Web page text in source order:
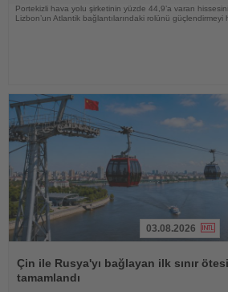
Portekizli hava yolu şirketinin yüzde 44,9’a varan
Lizbon’un Atlantik bağlantılarındaki rolünü güçlendirmeyi
Oku
03.08.2026
Çin ile Rusya'yı bağlayan ilk sınır
tamamlandı